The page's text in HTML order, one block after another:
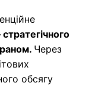
Через
обсягу